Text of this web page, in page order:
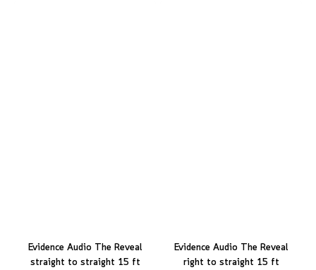
Evidence Audio The Reveal
straight to straight 15 ft
Evidence Audio The Reveal
right to straight 15 ft